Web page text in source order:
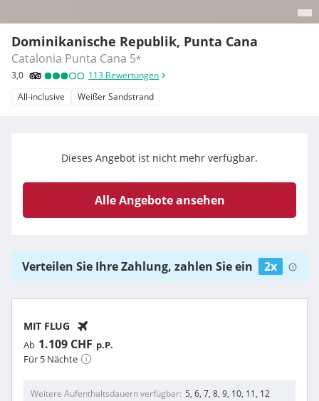
Dominikanische Republik, Punta Cana
Catalonia Punta Cana 5*
3,0 113 Bewertungen
All-inclusive
Weißer Sandstrand
Dieses Angebot ist nicht mehr verfügbar.
Alle Angebote ansehen
Verteilen Sie Ihre Zahlung, zahlen Sie ein 2x
MIT FLUG
Ab 1.109 CHF p.P.
Für 5 Nächte
Weitere Aufenthaltsdauern verfügbar 5, 6, 7, 8, 9, 10, 11, 12